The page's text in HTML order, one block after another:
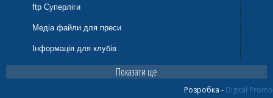
Христина Ярич (СДЮCШОР-2 (Полтава))
Total players: 110
ftp Суперліги
Медіа файли для преси
Інформація для клубів
Показати ще
Розробка - Digital Promo